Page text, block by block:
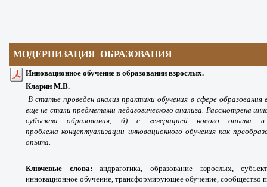
МОДЕРНИЗАЦИЯ ОБРАЗОВАНИЯ
Инновационное обучение в образовании взрослых.
Кларин М.В.
В статье проведен анализ практикиобучения в сфере образования
еще не стали предметами педагогического анализа. Рассмотрена
субъекта образования, б) с генерацией нового опыта
проблемаконцептуализации инновационного обучения как
опыта.
Ключевые слова:андрагогика, образование взрослых,
инновационное обучение, трансформирующее обучение, сообщество